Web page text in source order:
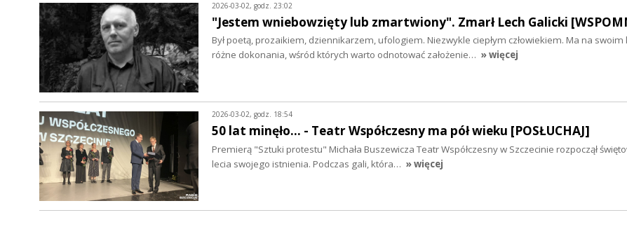
2026-03-02, godz. 23:02
"Jestem wniebowzięty lub zmartwiony". Zmarł Lech Galicki
Był poetą, prozaikiem, dziennikarzem, ufologiem. Niezwykle ciepłym człowiekiem. Ma na swoim
różne dokonania, wśród których warto odnotować założenie… » więcej
2026-03-02, godz. 18:54
50 lat minęło... - Teatr Współczesny ma pół wieku [POSŁUCHAJ]
Premierą "Sztuki protestu" Michała Buszewicza Teatr Współczesny w Szczecinie rozpoczął
lecia swojego istnienia. Podczas gali, która… » więcej